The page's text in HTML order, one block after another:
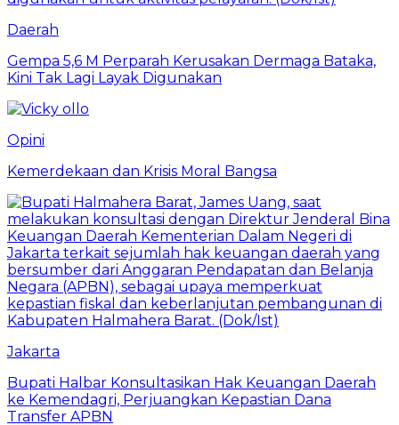
Daerah
Gempa 5,6 M Perparah Kerusakan Dermaga Bataka,
Kini Tak Lagi Layak Digunakan
Opini
Kemerdekaan dan Krisis Moral Bangsa
Jakarta
Bupati Halbar Konsultasikan Hak Keuangan Daerah
ke Kemendagri, Perjuangkan Kepastian Dana
Transfer APBN